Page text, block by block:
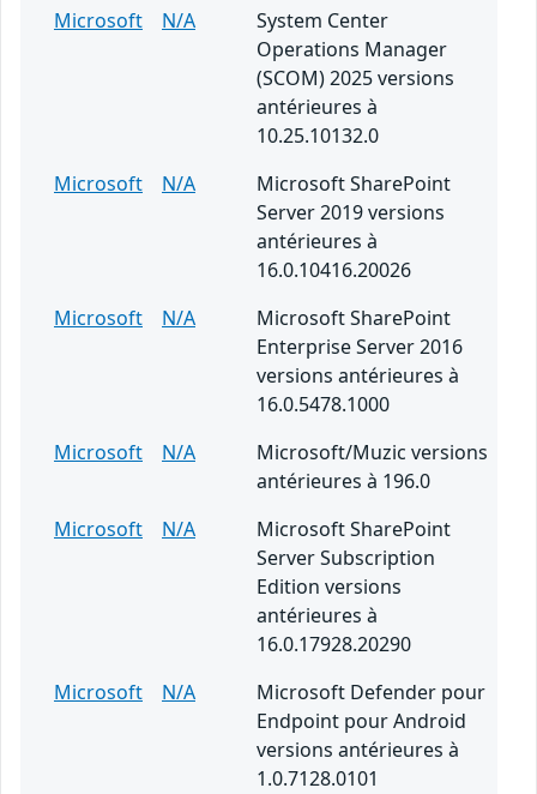
Microsoft N/A
System Center
Operations Manager
(SCOM) 2025 versions
antérieures à
10.25.10132.0
Microsoft
N/A
Microsoft SharePoint
Server 2019 versions
antérieures à
16.0.10416.20026
Microsoft
N/A
Microsoft SharePoint
Enterprise Server 2016
versions antérieures à
16.0.5478.1000
Microsoft
N/A
Microsoft/Muzic versions
antérieures à 196.0
Microsoft
N/A
Microsoft SharePoint
Server Subscription
Edition versions
antérieures à
16.0.17928.20290
Microsoft
N/A
Microsoft Defender pour
Endpoint pour Android
versions antérieures à
1.0.7128.0101